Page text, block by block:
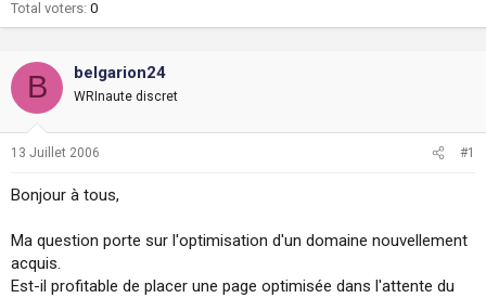
s
s
o
n
Total voters 0
B belgarion24
WRInaute discret
13 Juillet 2006 #1
Bonjour à tous,
Ma question porte sur l'optimisation d'un domaine nouvellement
acquis.
Est-il profitable de placer une page optimisée dans l'attente du